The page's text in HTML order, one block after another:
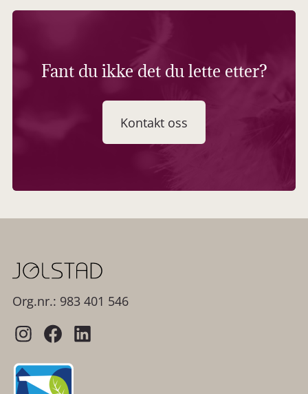
Fant du ikke det du lette etter?
Kontakt oss
Org.nr.: 983 401 546